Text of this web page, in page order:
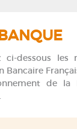
ci-dessous les
Bancaire
de la